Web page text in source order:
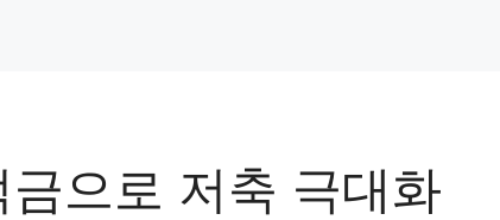
으로 저축 극대화